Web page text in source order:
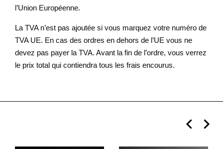
l’Union Européenne.
La TVA n’est pas ajoutée si vous marquez votre numéro de
TVA UE. En cas des ordres en dehors de l’UE vous ne
devez pas payer la TVA. Avant la fin de l’ordre, vous verrez
le prix total qui contiendra tous les frais encourus.